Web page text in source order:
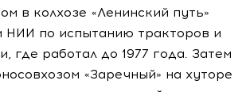
в колхозе «Ленинский путь»
НИИ по испытанию тракторов и
где работал до 1977 года. Затем
«Заречный» на хуторе